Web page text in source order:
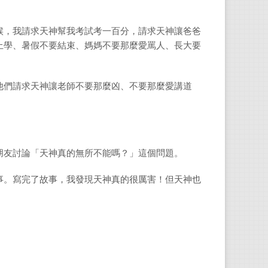
我請求天神幫我考試考一百分，請求天神讓爸爸
、暑假不要結束、媽媽不要那麼愛罵人、長大要
請求天神讓老師不要那麼凶、不要那麼愛講道
討論「天神真的無所不能嗎？」這個問題。
寫完了故事，我發現天神真的很厲害！但天神也